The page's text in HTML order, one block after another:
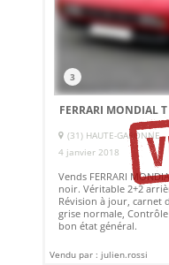
3
FERRARI MONDIAL
(31) HAUTE-GARONNE
4 janvier 2018
Vends FERRARI
noir. Véritable 2+2
Révision à jour, carnet
grise normale,
bon état général.
Vendu par : julien.rossi